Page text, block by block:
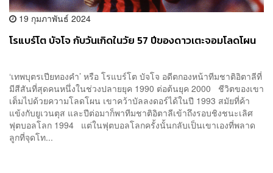
19 กุมภาพันธ์ 2024
โรแบร์โต บัจโจ กับวันเกิดในวัย 57 ปีของดาวเตะจอมโลดโผน
‘เทพบุตรเปียทองคำ’ หรือ โรแบร์โต บัจโจ อดีตกองหน้าทีมชาติอิตาลีที่
มีสีสันที่สุดคนหนึ่งในช่วงปลายยุค 1990 ต่อต้นยุค 2000 ชีวิตของเขา
เต็มไปด้วยความโลดโผน เขาคว้าบัลลงดอร์ได้ในปี 1993 สมัยที่ค้า
แข้งกับยูเวนตุส และปีต่อมาก็พาทีมชาติอิตาลีเข้าถึงรอบชิงชนะเลิศ
ฟุตบอลโลก 1994 แต่ในฟุตบอลโลกครั้งนั้นกลับเป็นเขาเองที่พลาด
ลูกที่จุดโท...